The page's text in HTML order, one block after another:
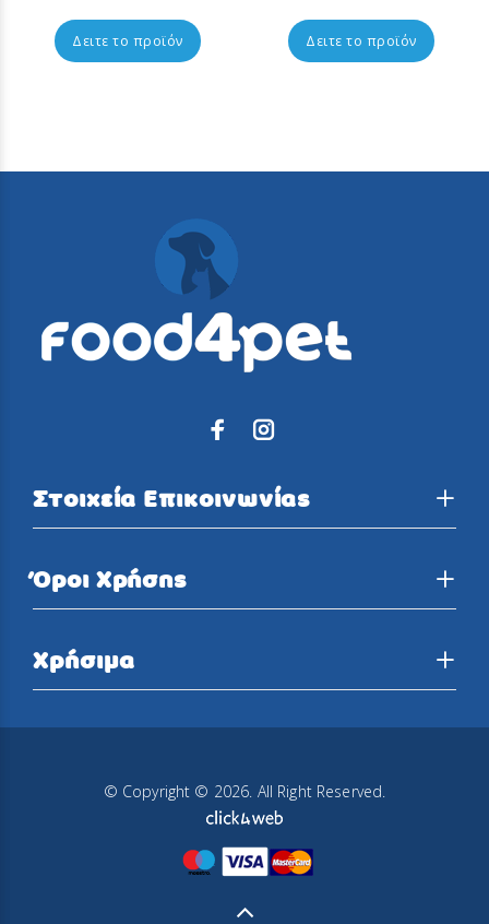
Δειτε το προϊόν Δειτε το προϊόν
Στοιχεία Επικοινωνίας
Όροι Χρήσης
Χρήσιμα
© Copyright © 2026. All Right Reserved.